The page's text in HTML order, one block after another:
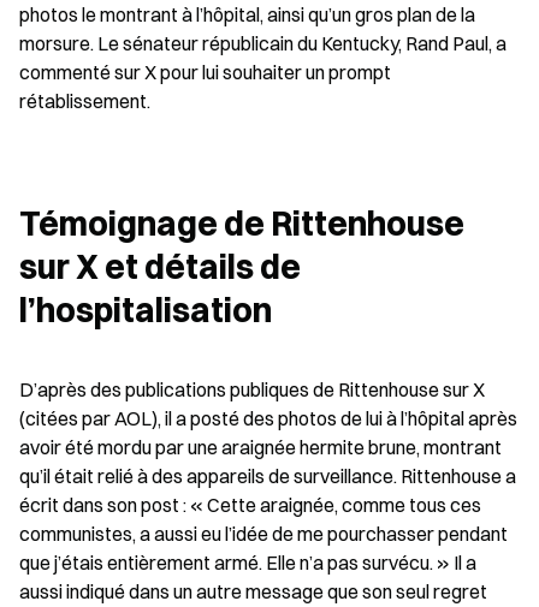
photos le montrant à l’hôpital, ainsi qu’un gros plan de la
morsure. Le sénateur républicain du Kentucky, Rand Paul, a
commenté sur X pour lui souhaiter un prompt
rétablissement.
Témoignage de Rittenhouse
sur X et détails de
l’hospitalisation
D’après des publications publiques de Rittenhouse sur X
(citées par AOL), il a posté des photos de lui à l’hôpital après
avoir été mordu par une araignée hermite brune, montrant
qu’il était relié à des appareils de surveillance. Rittenhouse a
écrit dans son post : « Cette araignée, comme tous ces
communistes, a aussi eu l’idée de me pourchasser pendant
que j’étais entièrement armé. Elle n’a pas survécu. » Il a
aussi indiqué dans un autre message que son seul regret